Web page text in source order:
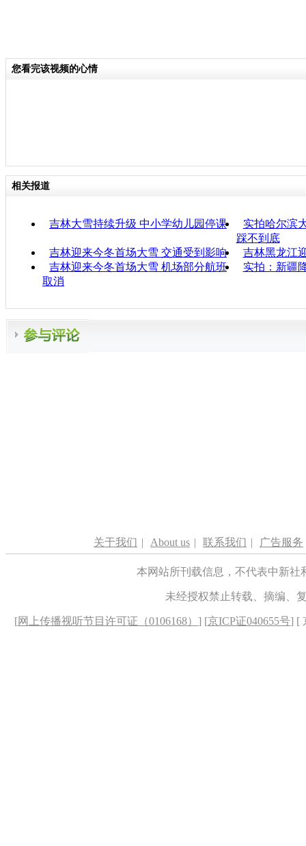
您看完该视频的心情
相关报道
吉林大雪持续升级 中小学幼儿园停课
实拍哈尔滨
踩不到底
吉林迎来今冬首场大雪 交通受到影响
吉林黑龙江
吉林迎来今冬首场大雪 机场部分航班
取消
实拍：新疆
关于我们 | About us | 联系我们 | 广告服务
本网站所刊载信息，不代表中新
未经授权禁止转载、摘编、
[网上传播视听节目许可证（0106168） ] [京ICP证040655号] [